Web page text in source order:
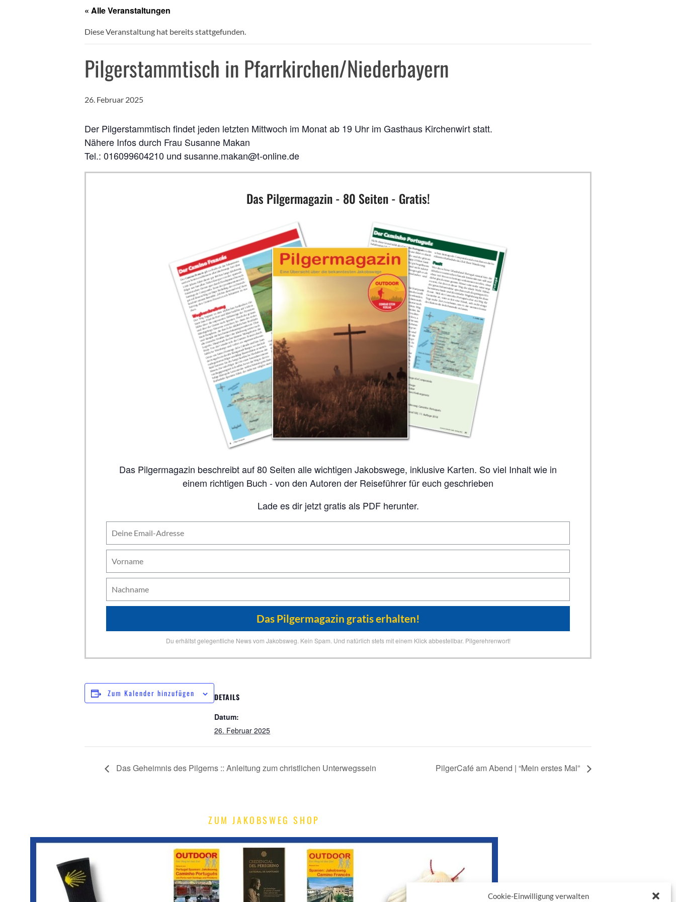
Cookie-Einwilligung verwalten
« Alle Veranstaltungen
Diese Veranstaltung hat bereits stattgefunden.
Pilgerstammtisch in Pfarrkirchen/Niederbayern
26. Februar 2025
Der Pilgerstammtisch findet jeden letzten Mittwoch im Monat ab 19 Uhr im Gasthaus Kirchenwirt statt.
Nähere Infos durch Frau Susanne Makan
Tel.: 016099604210 und susanne.makan@t-online.de
Das Pilgermagazin - 80 Seiten - Gratis!
Das Pilgermagazin beschreibt auf 80 Seiten alle wichtigen Jakobswege, inklusive Karten. So viel Inhalt wie in
einem richtigen Buch - von den Autoren der Reiseführer für euch geschrieben
Lade es dir jetzt gratis als PDF herunter.
Du erhältst gelegentliche News vom Jakobsweg. Kein Spam. Und natürlich stets mit einem Klick abbestellbar. Pilgerehrenwort!
Zum Kalender hinzufügen DETAILS
Datum:
26. Februar 2025
Das Geheimnis des Pilgerns :: Anleitung zum christlichen Unterwegssein PilgerCafé am Abend | “Mein erstes Mal”
ZUM JAKOBSWEG SHOP